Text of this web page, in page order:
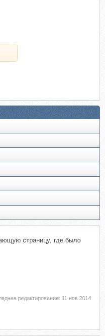
страницу, где было
редактирование: 11 ноя 2014